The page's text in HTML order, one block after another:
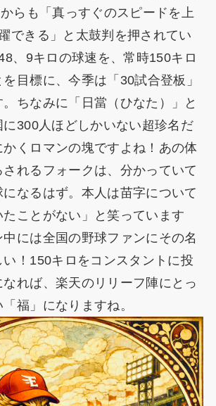
らも「真っすぐのスピードを上
できる」と太鼓判を押されてい
、9キロの球速を、常時150キロ
目標に、今季は「30試合登板」
ちなみに「日當（ひなた）」と
に300人ほどしかいない超珍名だ
くロマンの塊ですよね！あの体
れるフォークは、分かっていて
になるはず。本人は苗字について
たことがない」と笑っています
には全国の野球ファンにその名
い！150キロをコンスタントに投
れば、楽天のリリーフ陣にとっ
福」になりますね。